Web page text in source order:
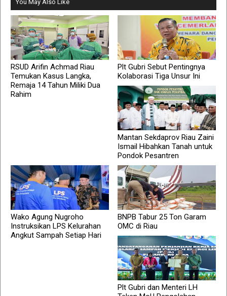
You May Also Like
RSUD Arifin Achmad Riau
Temukan Kasus Langka,
Remaja 14 Tahun Miliki Dua
Rahim
Plt Gubri Sebut Pentingnya
Kolaborasi Tiga Unsur Ini
Mantan Sekdaprov Riau Zaini
Ismail Hibahkan Tanah untuk
Pondok Pesantren
Wako Agung Nugroho
Instruksikan LPS Kelurahan
Angkut Sampah Setiap Hari
BNPB Tabur 25 Ton Garam
OMC di Riau
Plt Gubri dan Menteri LH